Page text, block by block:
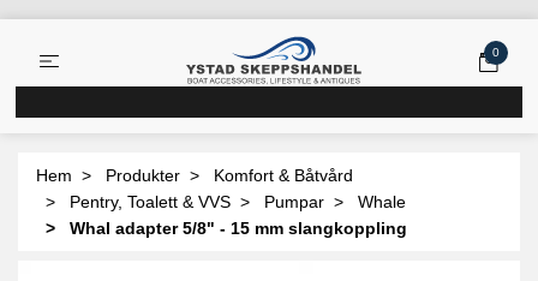
0
Hem Produkter
Komfort & Båtvård
Pentry, Toalett & VVS
Pumpar
Whale
Whal adapter 5/8" - 15 mm slangkoppling